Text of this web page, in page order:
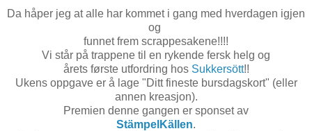
Da håper jeg at alle har kommet i gang med hverdagen igjen
og
funnet frem scrappesakene!!!!
Vi står på trappene til en rykende fersk helg og
årets første utfordring hos Sukkersött!!
Ukens oppgave er å lage "Ditt fineste bursdagskort" (eller
annen kreasjon).
Premien denne gangen er sponset av
StämpelKällen.